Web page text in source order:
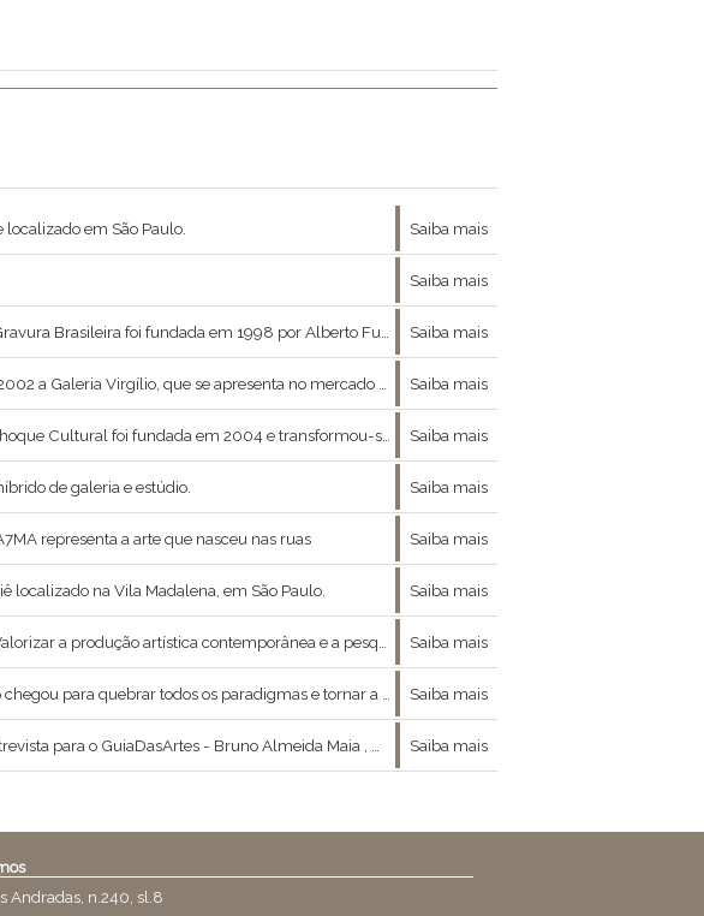
em São Paulo. Saiba mais
Saiba mais
Besen com a proposta de mostrar a gravura histórica e contemporânea em toda a sua diversidade com exposições temporárias e obras de acervo. Saiba mais
produção de artistas jovens contemporâneos e artistas surgidos principalmente a partir dos anos 80, que consolidaram presença no cenário da arte brasileira. Saiba mais
fundada em 2004 e transformou-se numa das principais referências globais Saiba mais
de galeria e estúdio. Saiba mais
representa a arte que nasceu nas ruas Saiba mais
localizado na Vila Madalena, em São Paulo. Saiba mais
e a pesquisa constante são os principais pilares da Galeria Eduardo Fernandes. Saiba mais
quebrar todos os paradigmas e tornar a arte acessível a todos. Saiba mais
do curso Constelações Visionárias , a relação entre moda , arte e filosofia nos concedeu a ótima entrevista que se segue : Saiba mais
Andradas, n.240, sl.8